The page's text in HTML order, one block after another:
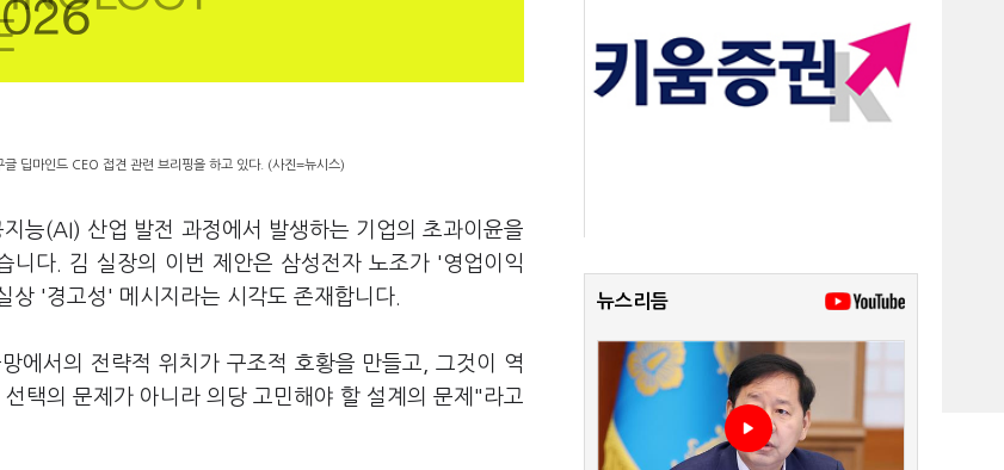
딥마인드 CEO 접견 관련 브리핑을 하고 있다. (사진=뉴시스)
능(AI) 산업 발전 과정에서 발생하는 기업의 초과이윤을
다. 김 실장의 이번 제안은 삼성전자 노조가 '영업이익
'경고성' 메시지라는 시각도 존재합니다.
에서의 전략적 위치가 구조적 호황을 만들고, 그것이 역
택의 문제가 아니라 의당 고민해야 할 설계의 문제"라고
뉴스리듬